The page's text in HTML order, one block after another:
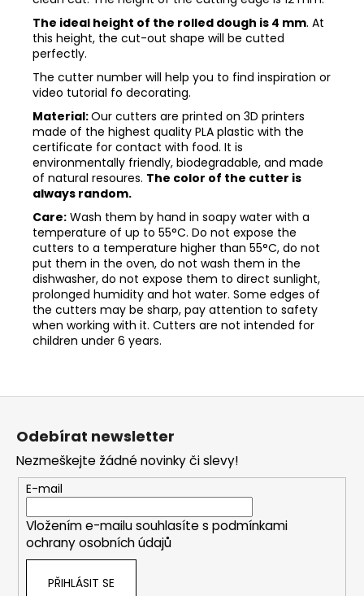
The ideal height of the rolled dough is 4 mm. At
this height, the cut-out shape will be cutted
perfectly.
The cutter number will help you to find inspiration or
video tutorial fo decorating.
Material:Our cutters are printed on 3D printers
made of the highest quality PLA plastic with the
certificate for contact with food. It is
environmentally friendly, biodegradable, and made
of natural resoures. The color of the cutter is
always random.
Care: Wash them by hand in soapy water with a
temperature of up to 55°C. Do not expose the
cutters to a temperature higher than 55°C, do not
put them in the oven, do not wash them in the
dishwasher, do not expose them to direct sunlight,
prolonged humidity and hot water. Some edges of
the cutters may be sharp, pay attention to safety
when working with it. Cutters are not intended for
children under 6 years.
Z
Odebírat newsletter
Nezmeškejte žádné novinky či slevy!
E-mail
Vložením e-mailu souhlasíte s podmínkami
ochrany osobních údajů
PŘIHLÁSIT SE